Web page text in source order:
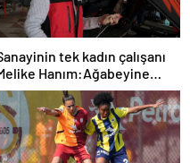
tek kadın çalışanı
Hanım:Ağabeyine
şimdi forklift
çıraklık yapıyor